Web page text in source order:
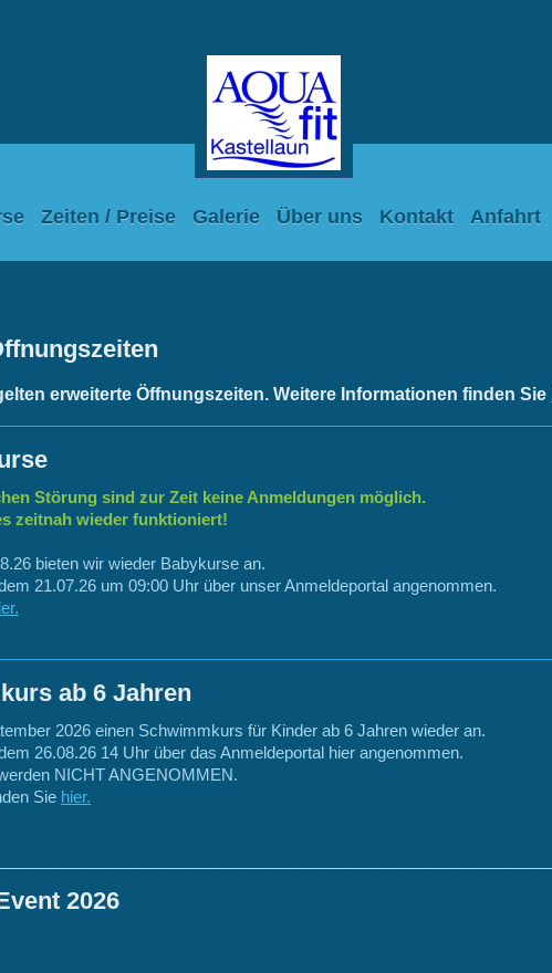
Zeiten / Preise Galerie Über uns Kontakt Anfahrt
erweiterte Öffnungszeiten. Weitere Informationen finden Sie
Störung sind zur Zeit keine Anmeldungen möglich.
zeitnah wieder funktioniert!
bieten wir wieder Babykurse an.
21.07.26 um 09:00 Uhr über unser Anmeldeportal angenommen.
ab 6 Jahren
2026 einen Schwimmkurs für Kinder ab 6 Jahren wieder an.
26.08.26 14 Uhr über das Anmeldeportal hier angenommen.
NICHT ANGENOMMEN.
Sie hier.
2026